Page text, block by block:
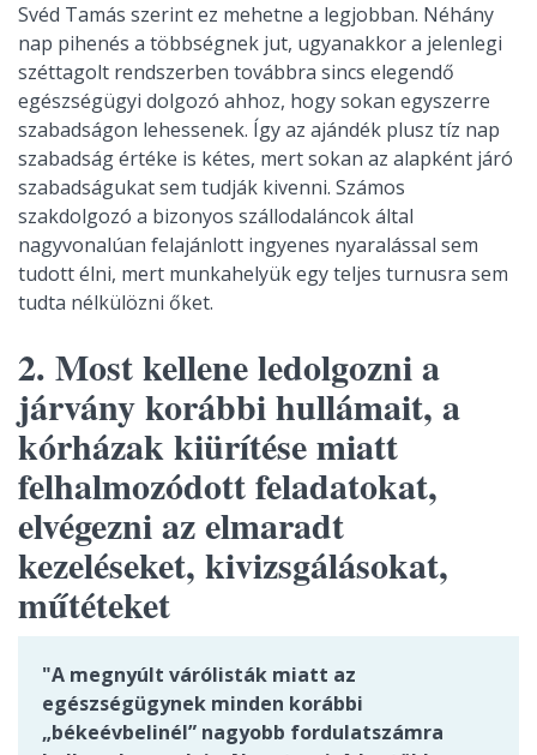
Svéd Tamás szerint ez mehetne a legjobban. Néhány
nap pihenés a többségnek jut, ugyanakkor a jelenlegi
széttagolt rendszerben továbbra sincs elegendő
egészségügyi dolgozó ahhoz, hogy sokan egyszerre
szabadságon lehessenek. Így az ajándék plusz tíz nap
szabadság értéke is kétes, mert sokan az alapként járó
szabadságukat sem tudják kivenni. Számos
szakdolgozó a bizonyos szállodaláncok által
nagyvonalúan felajánlott ingyenes nyaralással sem
tudott élni, mert munkahelyük egy teljes turnusra sem
tudta nélkülözni őket.
2. Most kellene ledolgozni a
járvány korábbi hullámait, a
kórházak kiürítése miatt
felhalmozódott feladatokat,
elvégezni az elmaradt
kezeléseket, kivizsgálásokat,
műtéteket
"A megnyúlt várólisták miatt az
egészségügynek minden korábbi
„békeévbelinél” nagyobb fordulatszámra